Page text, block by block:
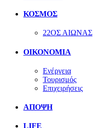
ΚΟΣΜΟΣ
22ΟΣ ΑΙΩΝΑΣ
ΟΙΚΟΝΟΜΙΑ
Ενέργεια
Τουρισμός
Επιχειρήσεις
ΑΠΟΨΗ
LIFE